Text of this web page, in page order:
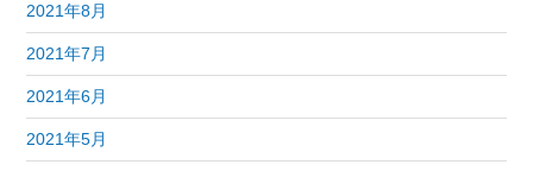
2021年8月
2021年7月
2021年6月
2021年5月